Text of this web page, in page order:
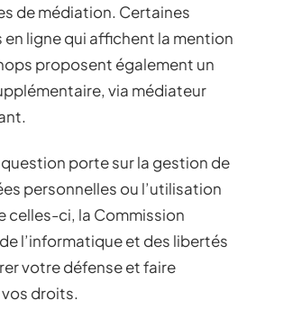
de médiation. Certaines
ligne qui affichent la mention
proposent également un
via médiateur
question porte sur la gestion de
personnelles ou l’utilisation
celles-ci, la Commission
l’informatique et des libertés
votre défense et faire
droits.